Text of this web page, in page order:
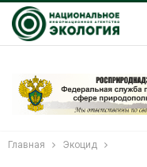
Главная Экоцид